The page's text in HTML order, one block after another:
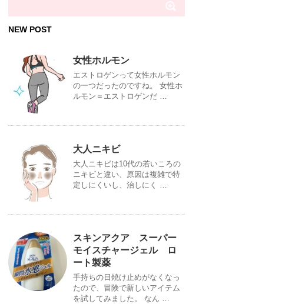
NEW POST
女性ホルモン
エストロゲンって女性ホルモン
の一つだったのですね。 女性ホ
ルモン＝エストロゲンだ …
大人ニキビ
大人ニキビは10代の若いころの
ニキビと違い、原因は複雑で特
定しにくいし、治しにく …
スキンアクア スーパー
モイスチャージェル ロ
ート製薬
手持ちの日焼け止めがなくなっ
たので、冒険で新しいアイテム
を試してみました。 なん …